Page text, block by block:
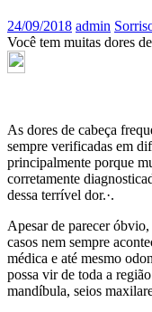
24/09/2018 admin
Você tem muitas dores
As dores de cabeça
sempre verificadas em
principalmente porque
corretamente
dessa terrível dor.·.
Apesar de parecer
casos nem sempre
médica e até mesmo
possa vir de toda a
mandíbula, seios